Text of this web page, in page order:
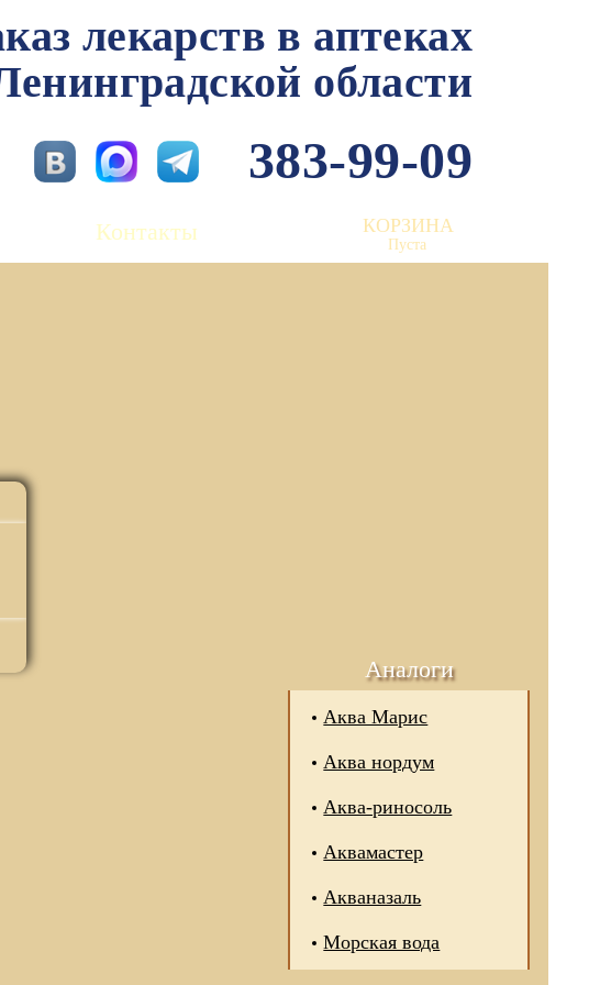
лекарств в аптеках
области
383-99-09
Контакты КОРЗИНА
Пуста
Аналоги
Аква Марис
Аква нордум
Аква-риносоль
Аквамастер
Акваназаль
Морская вода